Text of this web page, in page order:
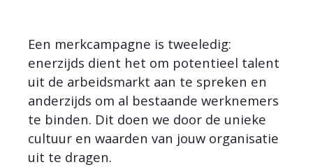
Een merkcampagne is tweeledig:
enerzijds dient het om potentieel talent
uit de arbeidsmarkt aan te spreken en
anderzijds om al bestaande werknemers
te binden. Dit doen we door de unieke
cultuur en waarden van jouw organisatie
uit te dragen.